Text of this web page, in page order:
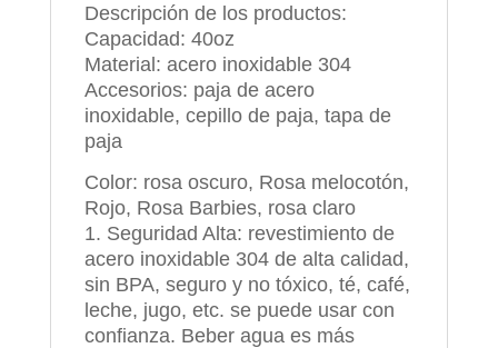
Descripción de los productos:
Capacidad: 40oz
Material: acero inoxidable 304
Accesorios: paja de acero
inoxidable, cepillo de paja, tapa de
paja
Color: rosa oscuro, Rosa melocotón,
Rojo, Rosa Barbies, rosa claro
1. Seguridad Alta: revestimiento de
acero inoxidable 304 de alta calidad,
sin BPA, seguro y no tóxico, té, café,
leche, jugo, etc. se puede usar con
confianza. Beber agua es más